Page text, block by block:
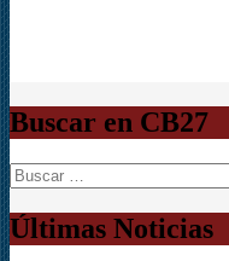
Buscar en CB27
Buscar:
Últimas Noticias